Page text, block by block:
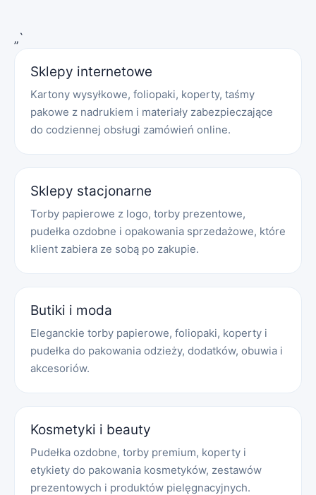
„`
Sklepy internetowe
Kartony wysyłkowe, foliopaki, koperty, taśmy
pakowe z nadrukiem i materiały zabezpieczające
do codziennej obsługi zamówień online.
Sklepy stacjonarne
Torby papierowe z logo, torby prezentowe,
pudełka ozdobne i opakowania sprzedażowe, które
klient zabiera ze sobą po zakupie.
Butiki i moda
Eleganckie torby papierowe, foliopaki, koperty i
pudełka do pakowania odzieży, dodatków, obuwia i
akcesoriów.
Kosmetyki i beauty
Pudełka ozdobne, torby premium, koperty i
etykiety do pakowania kosmetyków, zestawów
prezentowych i produktów pielęgnacyjnych.